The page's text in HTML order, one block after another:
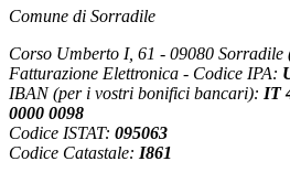
Comune di Sorradile
Corso Umberto I, 61 - 09080 Sorradile
Fatturazione Elettronica - Codice IPA:
IBAN (per i vostri bonifici bancari): IT
0000 0098
Codice ISTAT: 095063
Codice Catastale: I861